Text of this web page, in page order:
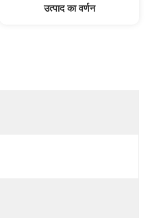
उत्पाद का वर्णन